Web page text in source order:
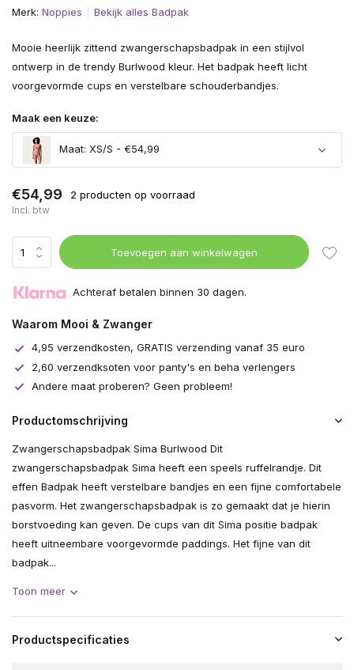
Merk: Noppies Bekijk alles Badpak
Mooie heerlijk zittend zwangerschapsbadpak in een stijlvol
ontwerp in de trendy Burlwood kleur. Het badpak heeft licht
voorgevormde cups en verstelbare schouderbandjes.
Maak een keuze:
Maat: XS/S - €54,99
€54,99 2 producten op voorraad
Incl. btw
Toevoegen aan winkelwagen
Achteraf betalen binnen 30 dagen.
Waarom Mooi & Zwanger
4,95 verzendkosten, GRATIS verzending vanaf 35 euro
2,60 verzendksoten voor panty's en beha verlengers
Andere maat proberen? Geen probleem!
Productomschrijving
Zwangerschapsbadpak Sima Burlwood Dit
zwangerschapsbadpak Sima heeft een speels ruffelrandje. Dit
effen Badpak heeft verstelbare bandjes en een fijne comfortabele
pasvorm. Het zwangerschapsbadpak is zo gemaakt dat je hierin
borstvoeding kan geven. De cups van dit Sima positie badpak
heeft uitneembare voorgevormde paddings. Het fijne van dit
badpak...
Toon meer
Productspecificaties